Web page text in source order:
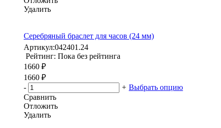
Удалить
Серебряный браслет для часов (24 мм)
Артикул:042401.24
Рейтинг: Пока без рейтинга
1660 ₽
1660 ₽
-
+ Выбрать опцию
Сравнить
Отложить
Удалить